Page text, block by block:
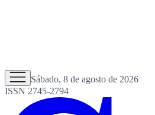
Sábado, 8 de agosto de 2026
ISSN 2745-2794